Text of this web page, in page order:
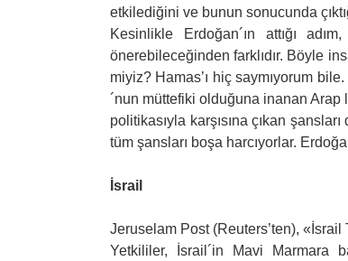
etkilediğini ve bunun sonucunda
Kesinlikle Erdoğan´ın attığı
önerebileceğinden farklıdır. Böyle
miyiz? Hamas’ı hiç saymıyorum
´nun müttefiki olduğuna inanan Arap
politikasıyla karşısına çıkan
tüm şansları boşa harcıyorlar.
İsrail
Jeruselam Post (Reuters’ten), «İsrail
Yetkililer, İsrail´in Mavi Marmara